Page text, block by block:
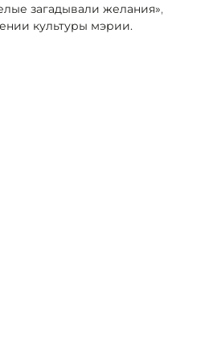
загадывали желания»,
культуры мэрии.